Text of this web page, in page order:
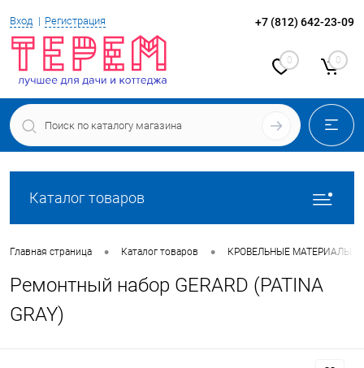
Вход Регистрация +7 (812) 642-23-09
0 0
Каталог товаров
Главная страница • Каталог товаров • КРОВЕЛЬНЫЕ МАТЕРИАЛЫ
Ремонтный набор GERARD (PATINA
GRAY)